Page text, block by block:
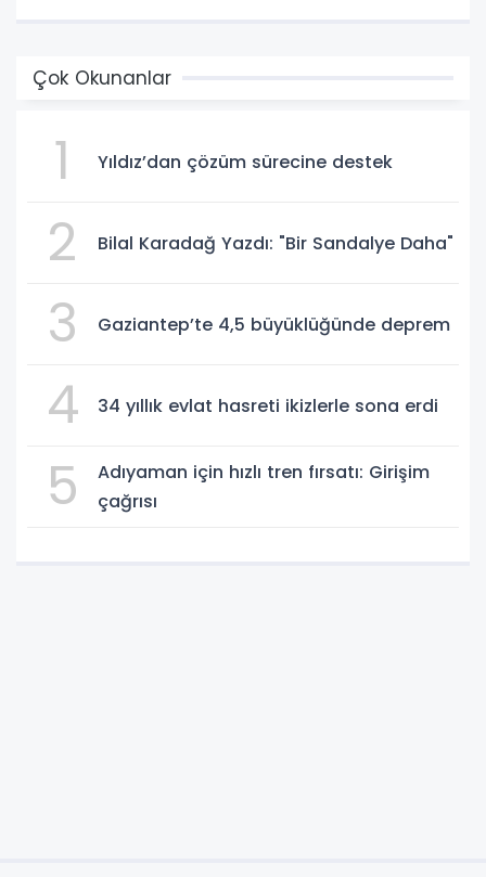
Çok Okunanlar
1 Yıldız’dan çözüm sürecine destek
2 Bilal Karadağ Yazdı: "Bir Sandalye Daha"
3 Gaziantep’te 4,5 büyüklüğünde deprem
4 34 yıllık evlat hasreti ikizlerle sona erdi
5
Adıyaman için hızlı tren fırsatı: Girişim
çağrısı